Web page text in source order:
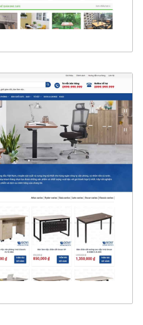
XEM THỰC TẾ
4613
CHI TIẾT
XEM THỰC TẾ